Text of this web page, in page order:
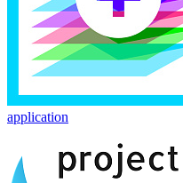
application